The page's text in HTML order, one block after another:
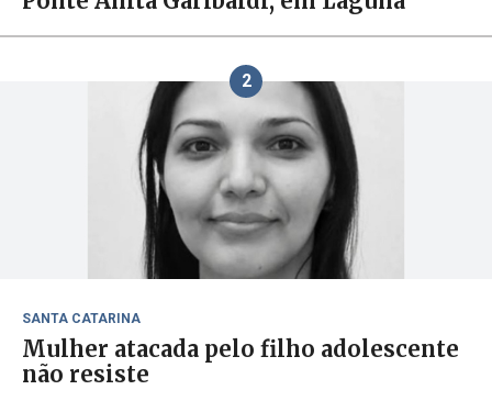
2
SANTA CATARINA
Mulher atacada pelo filho adolescente
não resiste